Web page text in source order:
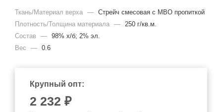
Ткань/Материал верха — Стрейч смесовая с МВО пропиткой
Плотность/Толщина материала — 250 г/кв.м.
Состав
— 98% х/б; 2% эл.
Вес
— 0.6
Крупный опт:
2 232 ₽